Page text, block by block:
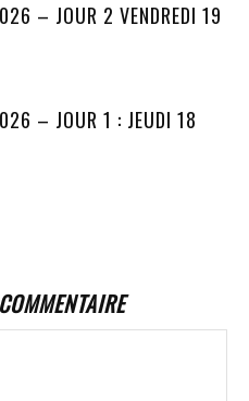
– JOUR 2 VENDREDI 19
– JOUR 1 : JEUDI 18